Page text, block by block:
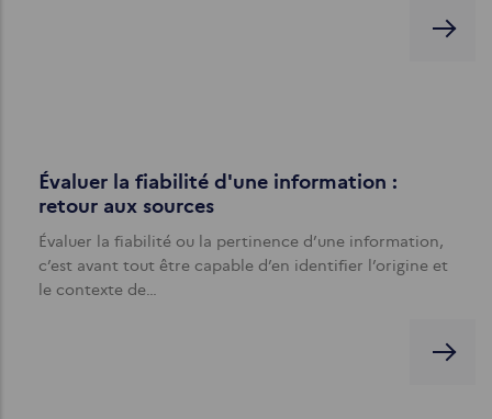
Évaluer la fiabilité d'une information :
retour aux sources
Évaluer la fiabilité ou la pertinence d’une information,
c’est avant tout être capable d’en identifier l’origine et
le contexte de…